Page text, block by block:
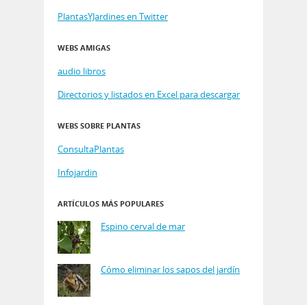
PlantasYJardines en Twitter
WEBS AMIGAS
audio libros
Directorios y listados en Excel para descargar
WEBS SOBRE PLANTAS
ConsultaPlantas
Infojardin
ARTÍCULOS MÁS POPULARES
Espino cerval de mar
Cómo eliminar los sapos del jardín